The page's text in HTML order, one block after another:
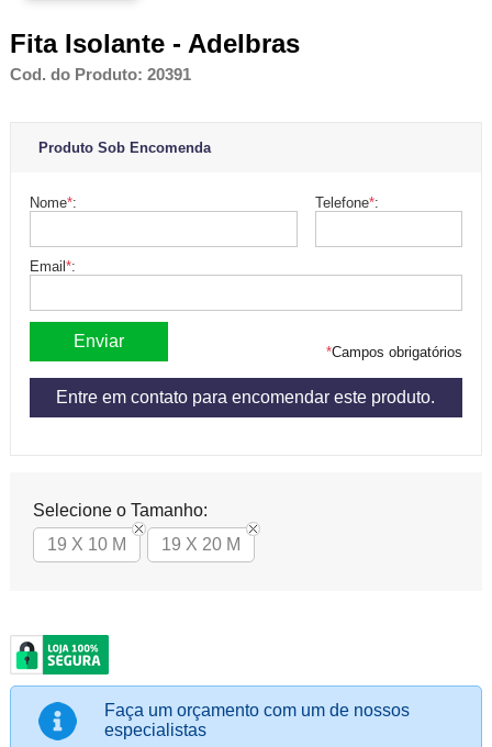
Fita Isolante - Adelbras
Cod. do Produto: 20391
Produto Sob Encomenda
Nome*: Telefone*:
Email*:
*Campos obrigatórios
Entre em contato para encomendar este produto.
Selecione o Tamanho:
19 X 10 M
19 X 20 M
Faça um orçamento com um de nossos
especialistas